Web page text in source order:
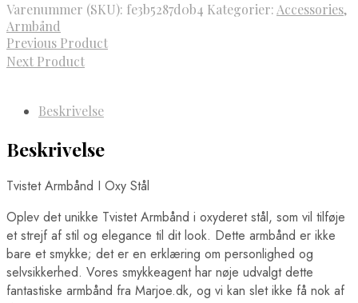
Varenummer (SKU): fe3b5287d0b4 Kategorier:Accessories,
Armbånd
Previous Product
Next Product
Beskrivelse
Beskrivelse
Tvistet Armbånd I Oxy Stål
Oplev det unikke Tvistet Armbånd i oxyderet stål, som vil tilføje
et strejf af stil og elegance til dit look. Dette armbånd er ikke
bare et smykke; det er en erklæring om personlighed og
selvsikkerhed. Vores smykkeagent har nøje udvalgt dette
fantastiske armbånd fra Marjoe.dk, og vi kan slet ikke få nok af